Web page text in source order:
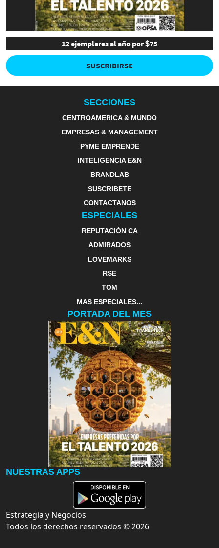
12 ejemplares al año por $75
SUSCRIBIRSE
SECCIONES
CENTROAMERICA & MUNDO
EMPRESAS & MANAGEMENT
PYME EMPRENDE
INTELIGENCIA E&N
BRANDLAB
SUSCRIBETE
CONTACTANOS
ESPECIALES
REPUTACIÓN CA
ADMIRADOS
LOVEMARKS
RSE
TOM
MAS ESPECIALES...
PORTADA DEL MES
NUESTRAS APPS
Estrategia y Negocios
Todos los derechos reservados ©2026